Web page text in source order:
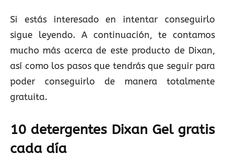
Si estás interesado en intentar conseguirlo
sigue leyendo. A continuación, te contamos
mucho más acerca de este producto de Dixan,
así como los pasos que tendrás que seguir para
poder conseguirlo de manera totalmente
gratuita.
10 detergentes Dixan Gel gratis
cada día